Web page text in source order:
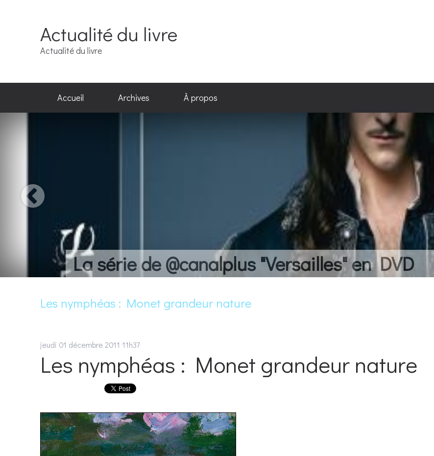
Actualité du livre
Actualité du livre
Accueil Archives À propos
La série de @canalplus "Versailles" en DVD
Les nymphéas : Monet grandeur nature
jeudi 01 décembre 2011 11h37
Les nymphéas : Monet grandeur nature